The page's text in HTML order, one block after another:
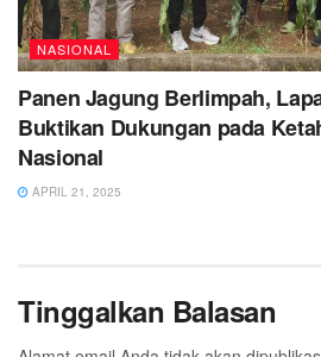
NASIONAL
Panen Jagung Berlimpah,
Buktikan Dukungan pada
Nasional
APRIL 21, 2025
Tinggalkan Balasan